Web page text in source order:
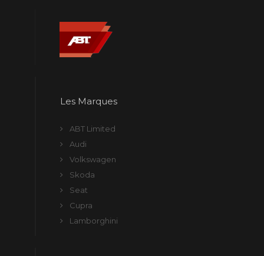
Les Marques
ABT Limited
Audi
Volkswagen
Skoda
Seat
Cupra
Lamborghini